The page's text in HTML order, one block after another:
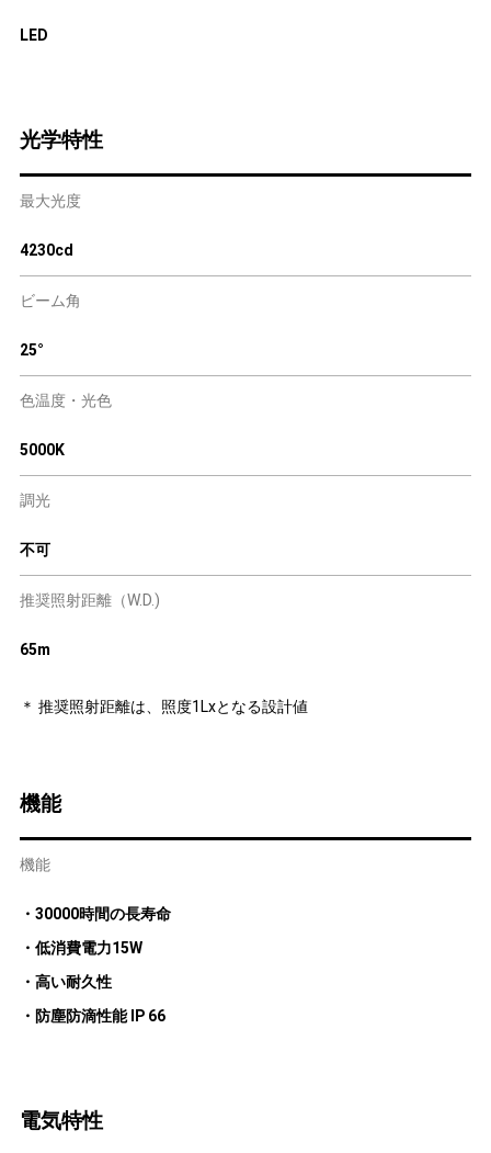
LED
光学特性
最大光度
4230cd
ビーム角
25°
色温度・光色
5000K
調光
不可
推奨照射距離（W.D.)
65m
＊ 推奨照射距離は、照度1Lxとなる設計値
機能
機能
・30000時間の長寿命
・低消費電力15W
・高い耐久性
・防塵防滴性能 IP 66
電気特性